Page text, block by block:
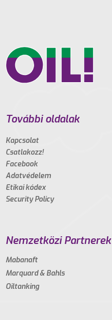
További oldalak
Kapcsolat
Csatlakozz!
Facebook
Adatvédelem
Etikai kódex
Security Policy
Nemzetközi Partnerek
Mabanaft
Marquard & Bahls
Oiltanking